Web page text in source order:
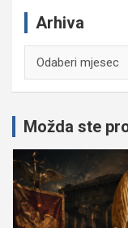
Arhiva
Možda ste